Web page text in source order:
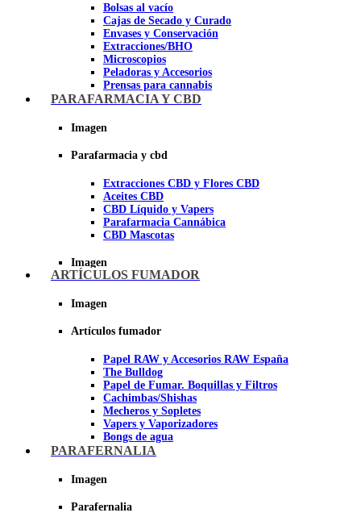
Bolsas al vacío
Cajas de Secado y Curado
Envases y Conservación
Extracciones/BHO
Microscopios
Peladoras y Accesorios
Prensas para cannabis
Secadores de cogollos
PARAFARMACIA Y CBD
Imagen
Parafarmacia y cbd
Extracciones CBD y Flores CBD
Aceites CBD
CBD Líquido y Vapers
Parafarmacia Cannábica
CBD Mascotas
Imagen
ARTÍCULOS FUMADOR
Imagen
Artículos fumador
Papel RAW y Accesorios RAW España
The Bulldog
Papel de Fumar. Boquillas y Filtros
Cachimbas/Shishas
Mecheros y Sopletes
Vapers y Vaporizadores
Bongs de agua
Bandejas para liar
Ceniceros para Fumadores
Pipas BHO
Dabbers
PARAFERNALIA
Imagen
Parafernalia